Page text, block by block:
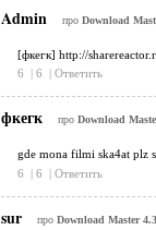
Admin про Download
[фкегк] http://
6
| 6 | Ответить
фкегк про Download
gde mona filmi ska4at
6
| 6 | Ответить
sur про Download Master